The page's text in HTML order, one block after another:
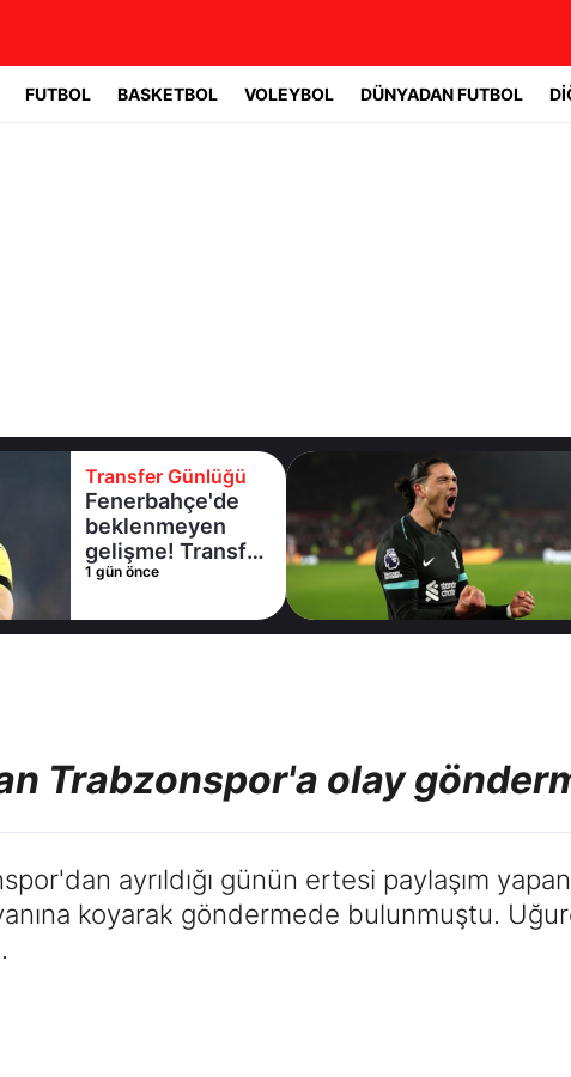
FUTBOL BASKETBOL VOLEYBOL DÜNYADAN FUTBOL
Transfer Günlüğü
Fenerbahçe'de
beklenmeyen
gelişme! Transfer
iptal oldu
1 gün önce
Trabzonspor'a olay
ayrıldığı günün ertesi paylaşım
koyarak göndermede bulunmuştu.